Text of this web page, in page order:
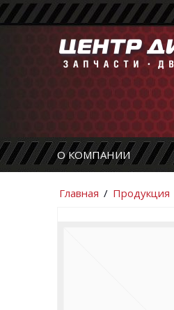
О КОМПАНИИ
Главная / Продукция